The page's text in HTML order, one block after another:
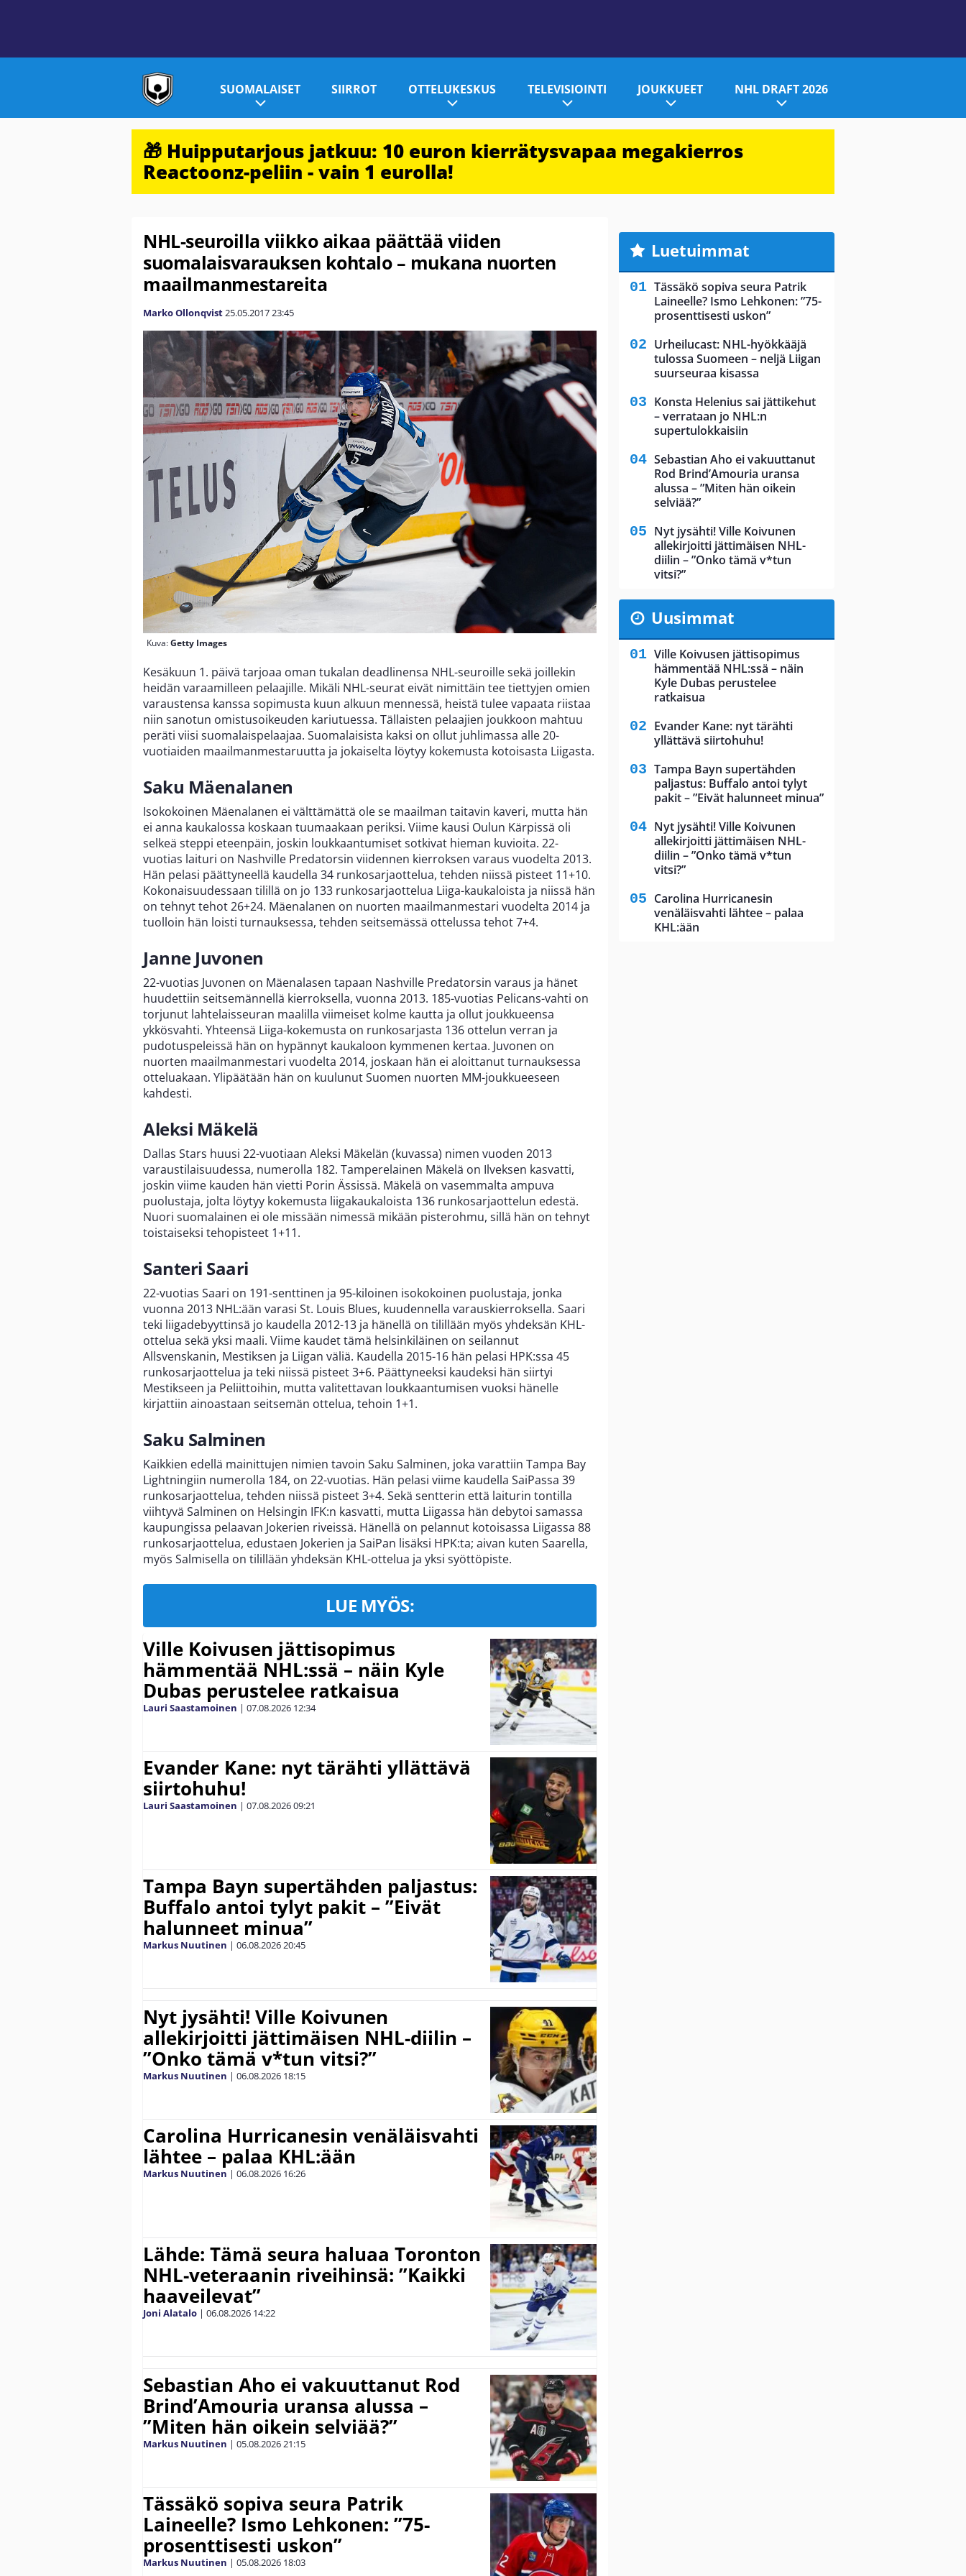
SUOMALAISET SIIRROT OTTELUKESKUS TELEVISIOINTI JOUKKUEET NHL DRAFT 2026
🎁 Huipputarjous jatkuu: 10 euron kierrätysvapaa megakierros
Reactoonz-peliin - vain 1 eurolla!
NHL-seuroilla viikko aikaa päättää viiden
suomalaisvarauksen kohtalo – mukana nuorten
maailmanmestareita
Marko Ollonqvist25.05.201723:45
Kuva:Getty Images
Kesäkuun 1. päivä tarjoaa oman tukalan deadlinensa NHL-seuroille sekä joillekin
heidän varaamilleen pelaajille. Mikäli NHL-seurat eivät nimittäin tee tiettyjen omien
varaustensa kanssa sopimusta kuun alkuun mennessä, heistä tulee vapaata riistaa
niin sanotun omistusoikeuden kariutuessa. Tällaisten pelaajien joukkoon mahtuu
peräti viisi suomalaispelaajaa. Suomalaisista kaksi on ollut juhlimassa alle 20-
vuotiaiden maailmanmestaruutta ja jokaiselta löytyy kokemusta kotoisasta Liigasta.
Saku Mäenalanen
Isokokoinen Mäenalanen ei välttämättä ole se maailman taitavin kaveri, mutta hän
ei anna kaukalossa koskaan tuumaakaan periksi. Viime kausi Oulun Kärpissä oli
selkeä steppi eteenpäin, joskin loukkaantumiset sotkivat hieman kuvioita. 22-
vuotias laituri on Nashville Predatorsin viidennen kierroksen varaus vuodelta 2013.
Hän pelasi päättyneellä kaudella 34 runkosarjaottelua, tehden niissä pisteet 11+10.
Kokonaisuudessaan tilillä on jo 133 runkosarjaottelua Liiga-kaukaloista ja niissä hän
on tehnyt tehot 26+24. Mäenalanen on nuorten maailmanmestari vuodelta 2014 ja
tuolloin hän loisti turnauksessa, tehden seitsemässä ottelussa tehot 7+4.
Janne Juvonen
22-vuotias Juvonen on Mäenalasen tapaan Nashville Predatorsin varaus ja hänet
huudettiin seitsemännellä kierroksella, vuonna 2013. 185-vuotias Pelicans-vahti on
torjunut lahtelaisseuran maalilla viimeiset kolme kautta ja ollut joukkueensa
ykkösvahti. Yhteensä Liiga-kokemusta on runkosarjasta 136 ottelun verran ja
pudotuspeleissä hän on hypännyt kaukaloon kymmenen kertaa. Juvonen on
nuorten maailmanmestari vuodelta 2014, joskaan hän ei aloittanut turnauksessa
otteluakaan. Ylipäätään hän on kuulunut Suomen nuorten MM-joukkueeseen
kahdesti.
Aleksi Mäkelä
Dallas Stars huusi 22-vuotiaan Aleksi Mäkelän (kuvassa) nimen vuoden 2013
varaustilaisuudessa, numerolla 182. Tamperelainen Mäkelä on Ilveksen kasvatti,
joskin viime kauden hän vietti Porin Ässissä. Mäkelä on vasemmalta ampuva
puolustaja, jolta löytyy kokemusta liigakaukaloista 136 runkosarjaottelun edestä.
Nuori suomalainen ei ole missään nimessä mikään pisterohmu, sillä hän on tehnyt
toistaiseksi tehopisteet 1+11.
Santeri Saari
22-vuotias Saari on 191-senttinen ja 95-kiloinen isokokoinen puolustaja, jonka
vuonna 2013 NHL:ään varasi St. Louis Blues, kuudennella varauskierroksella. Saari
teki liigadebyyttinsä jo kaudella 2012-13 ja hänellä on tilillään myös yhdeksän KHL-
ottelua sekä yksi maali. Viime kaudet tämä helsinkiläinen on seilannut
Allsvenskanin, Mestiksen ja Liigan väliä. Kaudella 2015-16 hän pelasi HPK:ssa 45
runkosarjaottelua ja teki niissä pisteet 3+6. Päättyneeksi kaudeksi hän siirtyi
Mestikseen ja Peliittoihin, mutta valitettavan loukkaantumisen vuoksi hänelle
kirjattiin ainoastaan seitsemän ottelua, tehoin 1+1.
Saku Salminen
Kaikkien edellä mainittujen nimien tavoin Saku Salminen, joka varattiin Tampa Bay
Lightningiin numerolla 184, on 22-vuotias. Hän pelasi viime kaudella SaiPassa 39
runkosarjaottelua, tehden niissä pisteet 3+4. Sekä sentterin että laiturin tontilla
viihtyvä Salminen on Helsingin IFK:n kasvatti, mutta Liigassa hän debytoi samassa
kaupungissa pelaavan Jokerien riveissä. Hänellä on pelannut kotoisassa Liigassa 88
runkosarjaottelua, edustaen Jokerien ja SaiPan lisäksi HPK:ta; aivan kuten Saarella,
myös Salmisella on tilillään yhdeksän KHL-ottelua ja yksi syöttöpiste.
LUE MYÖS:
Ville Koivusen jättisopimus
hämmentää NHL:ssä – näin Kyle
Dubas perustelee ratkaisua
Lauri Saastamoinen | 07.08.2026 12:34
Evander Kane: nyt tärähti yllättävä
siirtohuhu!
Lauri Saastamoinen | 07.08.202609:21
Tampa Bayn supertähden paljastus:
Buffalo antoi tylyt pakit – ”Eivät
halunneet minua”
Markus Nuutinen | 06.08.202620:45
Nyt jysähti! Ville Koivunen
allekirjoitti jättimäisen NHL-diilin –
”Onko tämä v*tun vitsi?”
Markus Nuutinen | 06.08.2026 18:15
Carolina Hurricanesin venäläisvahti
lähtee – palaa KHL:ään
Markus Nuutinen | 06.08.2026 16:26
Lähde: Tämä seura haluaa Toronton
NHL-veteraanin riveihinsä: ”Kaikki
haaveilevat”
Joni Alatalo | 06.08.2026 14:22
Sebastian Aho ei vakuuttanut Rod
Brind’Amouria uransa alussa –
”Miten hän oikein selviää?”
Markus Nuutinen | 05.08.202621:15
Tässäkö sopiva seura Patrik
Laineelle? Ismo Lehkonen: ”75-
prosenttisesti uskon”
Markus Nuutinen | 05.08.2026 18:03
Luetuimmat
Tässäkö sopiva seura Patrik
Laineelle? Ismo Lehkonen: ”75-
prosenttisesti uskon”
Urheilucast: NHL-hyökkääjä
tulossa Suomeen – neljä Liigan
suurseuraa kisassa
Konsta Helenius sai jättikehut
– verrataan jo NHL:n
supertulokkaisiin
Sebastian Aho ei vakuuttanut
Rod Brind’Amouria uransa
alussa – ”Miten hän oikein
selviää?”
Nyt jysähti! Ville Koivunen
allekirjoitti jättimäisen NHL-
diilin – ”Onko tämä v*tun
vitsi?”
Uusimmat
Ville Koivusen jättisopimus
hämmentää NHL:ssä – näin
Kyle Dubas perustelee
ratkaisua
Evander Kane: nyt tärähti
yllättävä siirtohuhu!
Tampa Bayn supertähden
paljastus: Buffalo antoi tylyt
pakit – ”Eivät halunneet minua”
Nyt jysähti! Ville Koivunen
allekirjoitti jättimäisen NHL-
diilin – ”Onko tämä v*tun
vitsi?”
Carolina Hurricanesin
venäläisvahti lähtee – palaa
KHL:ään